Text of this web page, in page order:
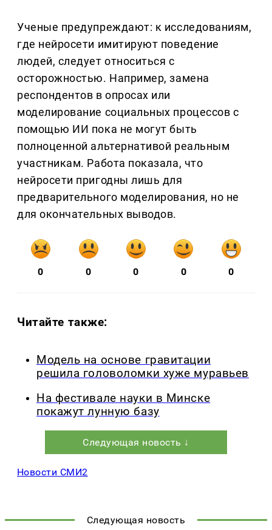
Ученые предупреждают: к исследованиям,
где нейросети имитируют поведение
людей, следует относиться с
осторожностью. Например, замена
респондентов в опросах или
моделирование социальных процессов с
помощью ИИ пока не могут быть
полноценной альтернативой реальным
участникам. Работа показала, что
нейросети пригодны лишь для
предварительного моделирования, но не
для окончательных выводов.
0 0 0 0 0
Читайте также:
Модель на основе гравитации
решила головоломки хуже муравьев
На фестивале науки в Минске
покажут лунную базу
Следующая новость ↓
Новости СМИ2
Следующая новость